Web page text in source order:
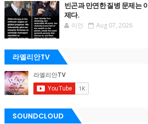
빈곤과 만연한 질병 문제는
제다.
이안 Aug 07, 2026
라엘리안TV
SOUNDCLOUD